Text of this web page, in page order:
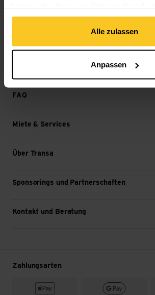
gesammelt haben.
Alle zulassen
Anpassen
Zum Newsletter anmelden
E-Mail *
Weiter
FAQ
Miete & Services
Über Transa
Sponsorings und Partnerschaften
Kontakt und Beratung
Zahlungsarten